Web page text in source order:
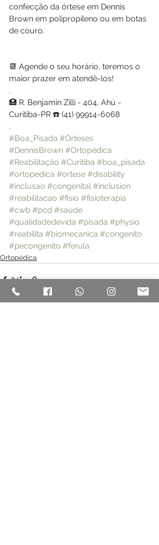
confecção da órtese em Dennis
Brown em polipropileno ou em botas
de couro.
📆 Agende o seu horário, teremos o
maior prazer em atendê-los!
.
🏥 R. Benjamin Zilli - 404, Ahú -
Curitiba-PR ☎️ (41) 99914-6068
.
#Boa_Pisada #Órteses
#DennisBrown #Ortopédica
#Reabilitação #Curitiba #boa_pisada
#ortopedica #ortese #disability
#inclusao #congenital #inclusion
#reabilitacao #fisio #fisioterapia
#cwb #pcd #saude
#qualidadedevida #pisada #physio
#reabilita #biomecanica #congenito
#pecongenito #ferula
Ortopédica